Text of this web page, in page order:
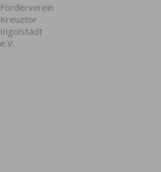
Förderverein
Kreuztor
Ingolstadt
e.V.